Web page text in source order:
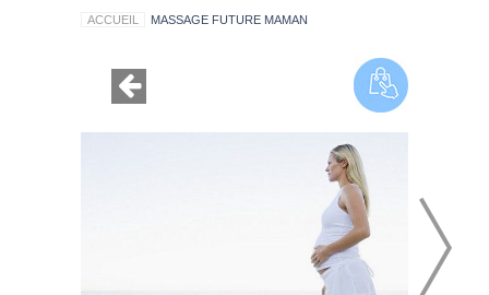
ACCUEIL MASSAGE FUTURE MAMAN